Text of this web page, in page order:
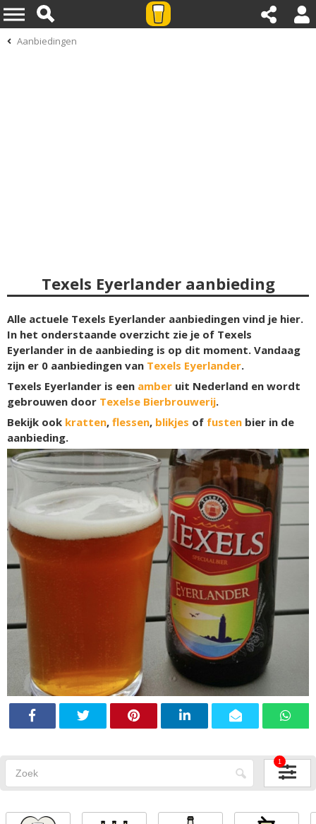
Aanbiedingen
Texels Eyerlander aanbieding
Alle actuele Texels Eyerlander aanbiedingen vind je hier.
In het onderstaande overzicht zie je of Texels
Eyerlander in de aanbieding is op dit moment. Vandaag
zijn er 0 aanbiedingen van Texels Eyerlander.
Texels Eyerlander is een amber uit Nederland en wordt
gebrouwen door Texelse Bierbrouwerij.
Bekijk ook kratten, flessen, blikjes of fusten bier in de
aanbieding.
1